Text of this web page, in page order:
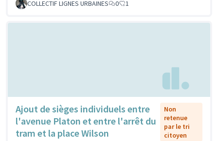
COLLECTIF LIGNES URBAINES 0 1
Ajout de sièges individuels entre
l'avenue Platon et entre l'arrêt du
tram et la place Wilson
Non
retenue
par le tri
citoyen